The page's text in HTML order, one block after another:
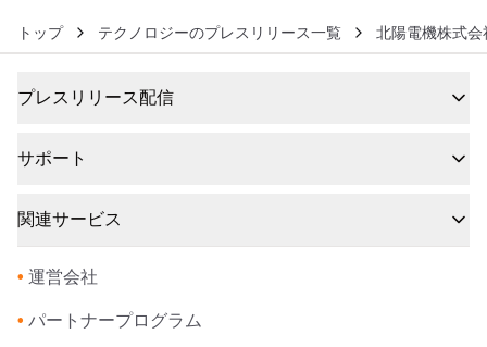
トップ テクノロジーのプレスリリース一覧 北陽電機株式会
プレスリリース配信
サポート
関連サービス
• 運営会社
• パートナープログラム